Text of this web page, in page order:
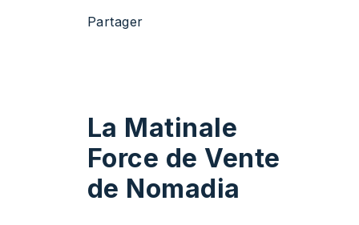
Partager
La Matinale
Force de Vente
de Nomadia